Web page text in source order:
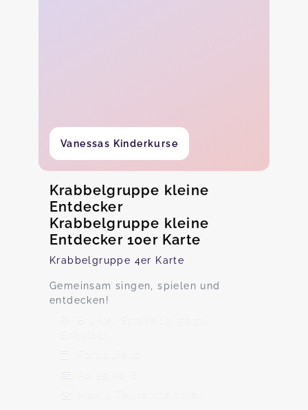
Vanessas Kinderkurse
Krabbelgruppe kleine
Entdecker
Krabbelgruppe kleine
Entdecker 10er Karte
Krabbelgruppe 4er Karte
Gemeinsam singen, spielen und
entdecken!
Brühler Straße 19, 50374
Erftstadt
Fortlaufend
Ab 59,00 €
Max. 4 TeilnehmerInnen